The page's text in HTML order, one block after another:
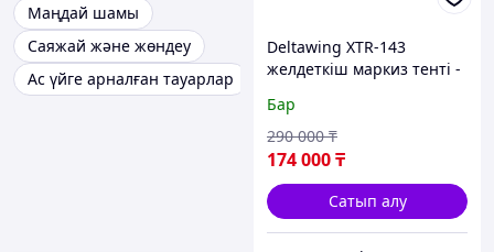
Маңдай шамы
Саяжай және жөндеу
Ас үйге арналған тауарлар
Deltawing XTR-143
желдеткіш маркиз тенті -
Бар
174 000₸
290 000 ₸
Сатып алу